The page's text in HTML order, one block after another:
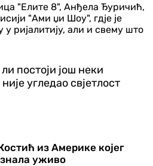
"Елите 8", Анђела Ђуричић,
"Ами џи Шоу", гдје је
ријалитију, али и свему што
постоји још неки
угледао свјетлост
из Америке којег
уживо